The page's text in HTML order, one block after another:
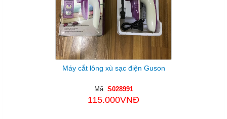
Máy cắt lông xù sạc điện Guson
Mã: S028991
115.000VNĐ